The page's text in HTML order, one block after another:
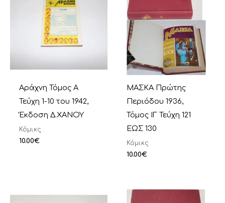
Αράχνη Τόμος Α
Τεύχη 1-10 του 1942,
Έκδοση Δ.ΧΑΝΟΥ
Κόμικς
10.00€
ΜΑΣΚΑ Πρώτης
Περιόδου 1936,
Τόμος ΙΓ Τεύχη 121
ΕΩΣ 130
Κόμικς
10.00€